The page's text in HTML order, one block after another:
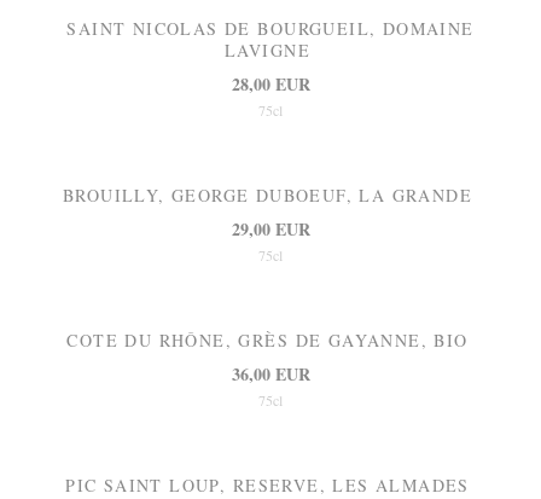
SAINT NICOLAS DE BOURGUEIL, DOMAINE
LAVIGNE
28,00 EUR
75cl
BROUILLY, GEORGE DUBOEUF, LA GRANDE
29,00 EUR
75cl
COTE DU RHÔNE, GRÈS DE GAYANNE, BIO
36,00 EUR
75cl
PIC SAINT LOUP, RESERVE, LES ALMADES